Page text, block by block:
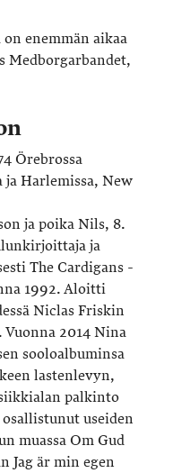
enemmän aikaa
Medborgarbandet,
Örebrossa
ja Harlemissa, New
ja poika Nils, 8.
ja
The Cardigans -
1992. Aloitti
Niclas Friskin
Vuonna 2014 Nina
sooloalbuminsa
lastenlevyn,
palkinto
useiden
muassa Om Gud
Jag är min egen